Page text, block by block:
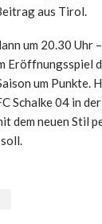
aus Tirol.
um 20.30 Uhr
Eröffnungsspiel
um Punkte.
Schalke 04 in
dem neuen Stil